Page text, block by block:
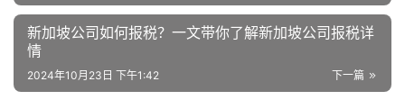
新加坡公司如何报税？一文带你了解新加坡公司报税详
情
下一篇
2024年10月23日 下午1:42